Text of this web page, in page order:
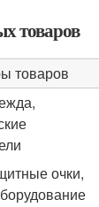
товаров
товаров
очки,